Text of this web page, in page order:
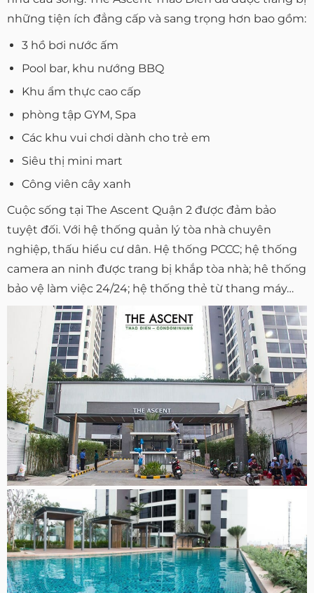
những tiện ích đẳng cấp và sang trọng hơn bao gồm:
3 hồ bơi nước ấm
Pool bar, khu nướng BBQ
Khu ẩm thực cao cấp
phòng tập GYM, Spa
Các khu vui chơi dành cho trẻ em
Siêu thị mini mart
Công viên cây xanh
Cuộc sống tại The Ascent Quận 2 được đảm bảo
tuyệt đối. Với hệ thống quản lý tòa nhà chuyên
nghiệp, thấu hiểu cư dân. Hệ thống PCCC; hệ thống
camera an ninh được trang bị khắp tòa nhà; hê thống
bảo vệ làm việc 24/24; hệ thống thẻ từ thang máy…